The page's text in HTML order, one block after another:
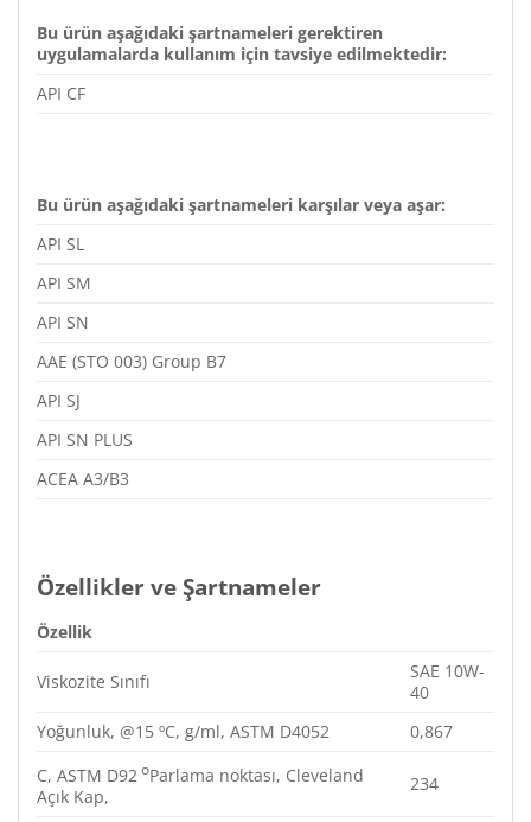
Bu ürün aşağıdaki şartnameleri gerektiren
uygulamalarda kullanım için tavsiye edilmektedir:
API CF
Bu ürün aşağıdaki şartnameleri karşılar veya aşar:
API SL
API SM
API SN
AAE (STO 003) Group B7
API SJ
API SN PLUS
ACEA A3/B3
Özellikler ve Şartnameler
Özellik
Viskozite Sınıfı
SAE 10W-
40
Yoğunluk, @15 ºC, g/ml, ASTM D4052
0,867
C, ASTM D92 oParlama noktası, Cleveland
Açık Kap,
234